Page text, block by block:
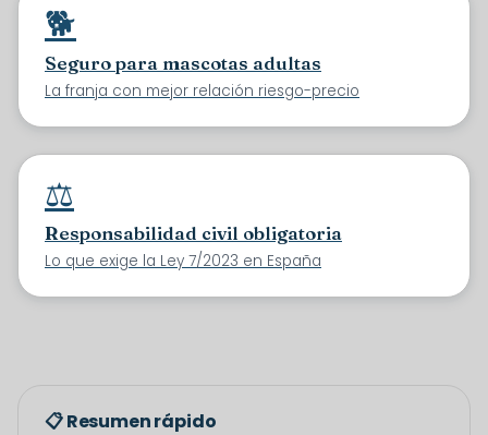
🐕
Seguro para mascotas adultas
La franja con mejor relación riesgo-precio
⚖️
Responsabilidad civil obligatoria
Lo que exige la Ley 7/2023 en España
📋 Resumen rápido